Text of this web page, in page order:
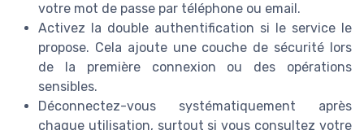
votre mot de passe par téléphone ou email.
Activez la double authentification si le service le
propose. Cela ajoute une couche de sécurité lors
de la première connexion ou des opérations
sensibles.
Déconnectez-vous systématiquement après
chaque utilisation, surtout si vous consultez votre